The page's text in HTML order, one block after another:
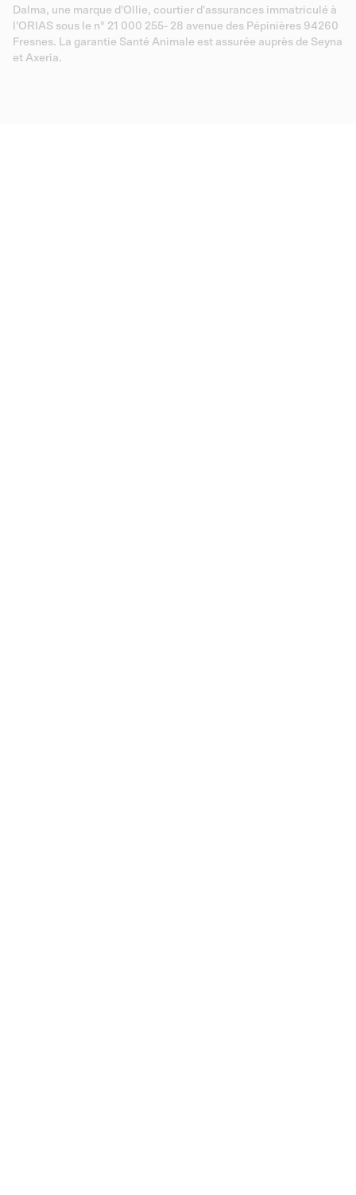
Dalma, une marque d'Ollie, courtier d'assurances immatriculé à
l'ORIAS sous le n° 21 000 255- 28 avenue des Pépinières 94260
Fresnes. La garantie Santé Animale est assurée auprès de Seyna
et Axeria.